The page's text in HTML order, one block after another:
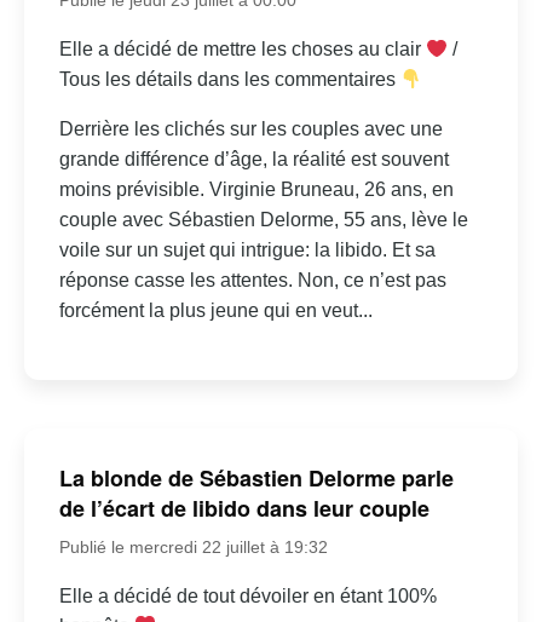
Elle a décidé de mettre les choses au clair
/
Tous les détails dans les commentaires
Derrière les clichés sur les couples avec une
grande différence d’âge, la réalité est souvent
moins prévisible. Virginie Bruneau, 26 ans, en
couple avec Sébastien Delorme, 55 ans, lève le
voile sur un sujet qui intrigue: la libido. Et sa
réponse casse les attentes. Non, ce n’est pas
forcément la plus jeune qui en veut...
La blonde de Sébastien Delorme parle
de l’écart de libido dans leur couple
Publié le mercredi 22 juillet à 19:32
Elle a décidé de tout dévoiler en étant 100%